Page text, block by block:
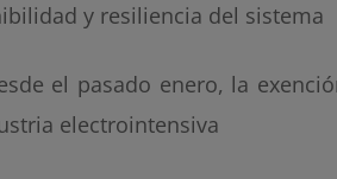
y resiliencia del sistema
el pasado enero, la
electrointensiva